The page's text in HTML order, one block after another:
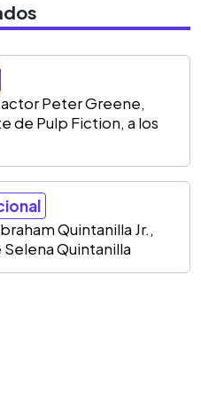
Peter Greene,
de Pulp Fiction, a los
Quintanilla Jr.,
Quintanilla